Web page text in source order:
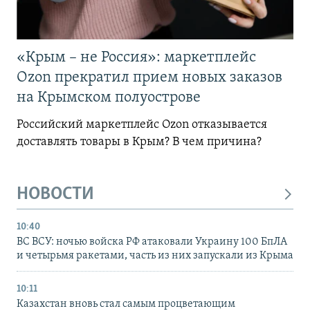
«Крым – не Россия»: маркетплейс
Ozon прекратил прием новых заказов
на Крымском полуострове
Российский маркетплейс Ozon отказывается
доставлять товары в Крым? В чем причина?
НОВОСТИ
10:40
ВС ВСУ: ночью войска РФ атаковали Украину 100 БпЛА
и четырьмя ракетами, часть из них запускали из Крыма
10:11
Казахстан вновь стал самым процветающим